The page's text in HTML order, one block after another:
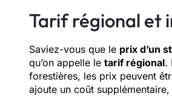
Tarif régional et
Saviez-vous que le prix d’un
qu’on appelle le tarif régional.
forestières, les prix peuvent
ajoute un coût